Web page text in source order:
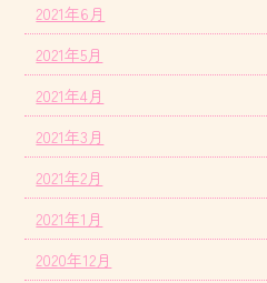
2021年6月
2021年5月
2021年4月
2021年3月
2021年2月
2021年1月
2020年12月